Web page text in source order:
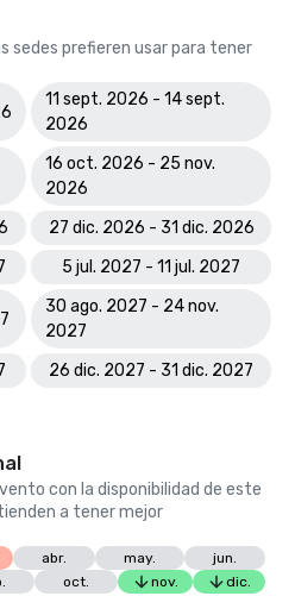
sedes prefieren usar para tener
11 sept. 2026 - 14 sept.
2026
16 oct. 2026 - 25 nov.
2026
27 dic. 2026 - 31 dic. 2026
5 jul. 2027 - 11 jul. 2027
30 ago. 2027 - 24 nov.
2027
26 dic. 2027 - 31 dic. 2027
con la disponibilidad de este
a tener mejor
abr. may.
jun.
oct. nov. dic.